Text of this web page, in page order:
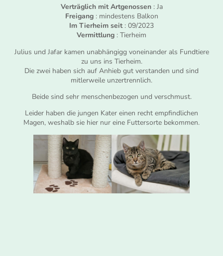
Verträglich mit Artgenossen: Ja
Freigang: mindestens Balkon
Im Tierheim seit: 09/2023
Vermittlung : Tierheim
Julius und Jafar kamen unabhängigg voneinander als Fundtiere
zu uns ins Tierheim.
Die zwei haben sich auf Anhieb gut verstanden und sind
mitlerweile unzertrennlich.
Beide sind sehr menschenbezogen und verschmust.
Leider haben die jungen Kater einen recht empfindlichen
Magen, weshalb sie hier nur eine Futtersorte bekommen.